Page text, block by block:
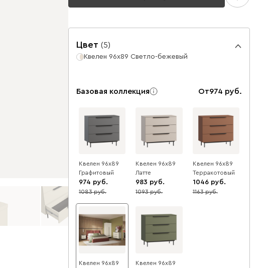
Цвет (5)
Квелен 96x89 Светло-бежевый
Базовая коллекция От974
Квелен 96x89
Графитовый
974
10
1083
Квелен 96x89
Латте
983
10
1093
Квелен 96x89
Терракотовый
1046
10
1163
Квелен 96x89
Квелен 96x89